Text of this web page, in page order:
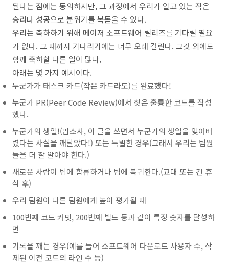
된다는 점에는 동의하지만, 그 과정에서 우리가 알고 있는 작은
승리나 성공으로 분위기를 복돋을 수 있다.
우리는 축하하기 위해 메이저 소프트웨어 릴리즈를 기다릴 필요
가 없다. 그 때까지 기다리기에는 너무 오래 걸린다. 그것 외에도
함께 축하할 다른 일이 많다.
아래는 몇 가지 예시이다.
누군가가 태스크 카드(작은 카드라도)를 완료했다!
누군가 PR(Peer Code Review)에서 찾은 훌륭한 코드를 작성
했다.
누군가의 생일!(맙소사, 이 글을 쓰면서 누군가의 생일을 잊어버
렸다는 사실을 깨달았다!) 또는 특별한 경우(그래서 우리는 팀원
들을 더 잘 알아야 한다.)
새로운 사람이 팀에 합류하거나 팀에 복귀한다.(교대 또는 긴 휴
식 후)
우리 팀원이 다른 팀원에게 높이 평가될 때
100번째 코드 커밋, 200번째 빌드 등과 같이 특정 숫자를 달성하
면
기록을 깨는 경우(예를 들어 소프트웨어 다운로드 사용자 수, 삭
제된 이전 코드의 라인 수 등)